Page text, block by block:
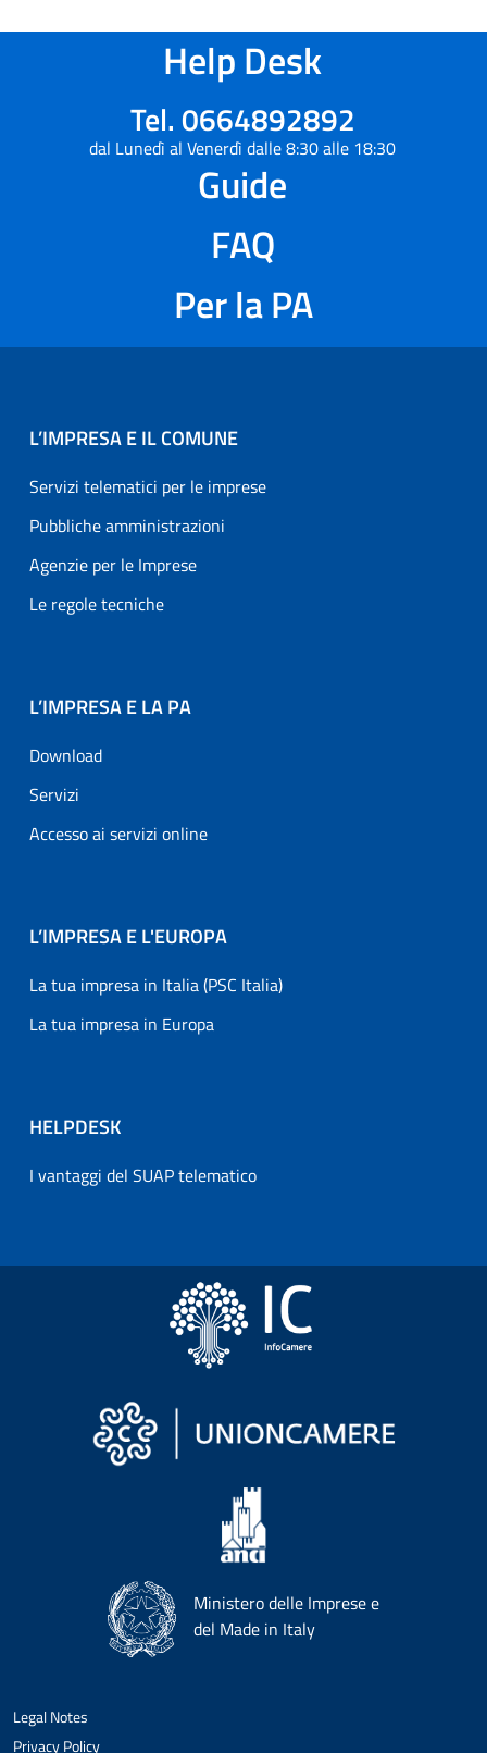
Help Desk
Tel. 0664892892
dal Lunedì al Venerdì dalle 8:30 alle 18:30
Guide
FAQ
Per la PA
L’IMPRESA E IL COMUNE
Servizi telematici per le imprese
Pubbliche amministrazioni
Agenzie per le Imprese
Le regole tecniche
L’IMPRESA E LA PA
Download
Servizi
Accesso ai servizi online
L’IMPRESA E L'EUROPA
La tua impresa in Italia (PSC Italia)
La tua impresa in Europa
HELPDESK
I vantaggi del SUAP telematico
Ministero delle Imprese e
del Made in Italy
Legal Notes
Privacy Policy